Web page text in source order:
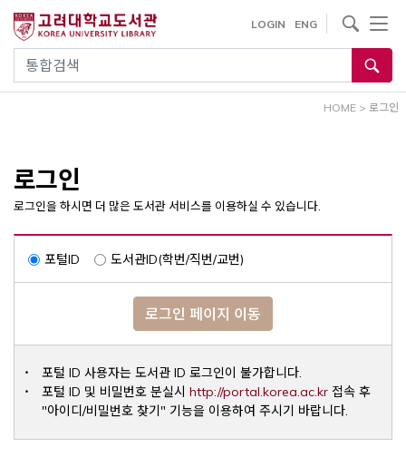
건
통합검색
LOGIN ENG
사이트내 검색
HOME > 로그인
로그인
로그인을 하시면 더 많은 도서관 서비스를 이용하실 수 있습니다.
포털ID 도서관ID(학번/직번/교번)
로그인 페이지 이동
포털 ID 사용자는 도서관 ID 로그인이 불가합니다.
포털 ID 및 비밀번호 분실시 http://portal.korea.ac.krOpens a
접속 후
"아이디/비밀번호 찾기" 기능을 이용하여 주시기 바랍니다.